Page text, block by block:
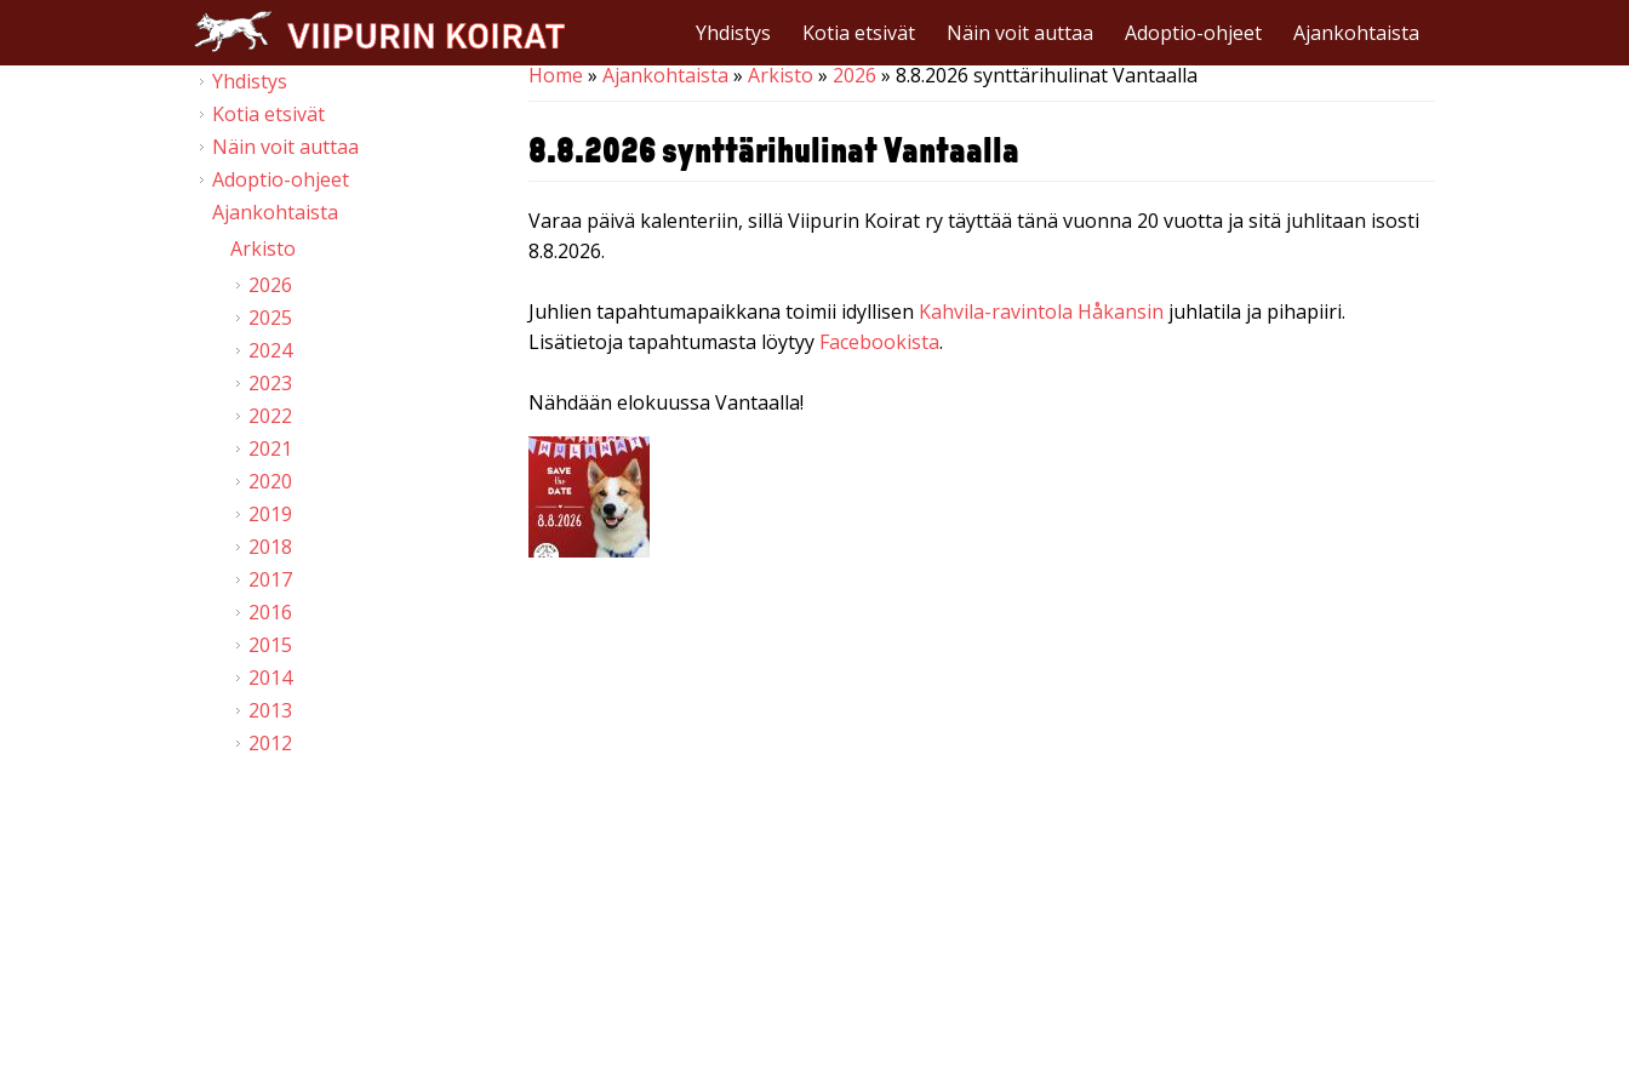
Yhdistys Kotia etsivät Näin voit auttaa Adoptio-ohjeet Ajankohtaista
You are here
Home »Ajankohtaista »Arkisto » 2026 » 8.8.2026 synttärihulinat Vantaalla
8.8.2026 synttärihulinat Vantaalla
Varaa päivä kalenteriin, sillä Viipurin Koirat ry täyttää tänä vuonna 20 vuotta ja sitä juhlitaan isosti
8.8.2026.
Juhlien tapahtumapaikkana toimii idyllisen Kahvila-ravintola Håkansin juhlatila ja pihapiiri.
Lisätietoja tapahtumasta löytyy Facebookista.
Nähdään elokuussa Vantaalla!
Yhdistys
Kotia etsivät
Näin voit auttaa
Adoptio-ohjeet
Ajankohtaista
Arkisto
2026
2025
2024
2023
2022
2021
2020
2019
2018
2017
2016
2015
2014
2013
2012